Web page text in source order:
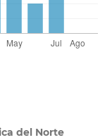
del Norte